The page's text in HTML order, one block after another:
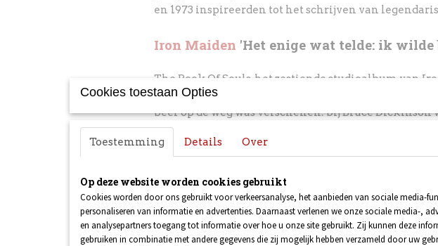
en 1973 inspireerden tot het schrijven van
Iron Maiden 'Het enige wat telde: ik
The Book Of Souls, het zestiende studioalbum van
eenstuk eerder kunnen zijn als er eind vorig jaar
beer op de weg was verschenen:bij Bruce Dickinson
ontdekt. Gelukkig kan de frontman werkelijk alles
het niet eens zo verrassend dat hij nu alweer de pers
nieuwe plaat, zijn overwonnen ziekte en de
legendarische heavy metalband.
Richard Thompson'Wie met Jimi heeft
niets meer te wensen'
Cookies toestaan Opties
Toestemming Details Over
Op deze website worden cookies gebruikt
Cookies worden door ons gebruikt voor verkeersanalyse, het aanbieden van sociale media-
personaliseren van informatie en advertenties. Daarnaast verlenen we onze sociale media-,
en analysepartners toegang tot informatie over hoe u onze site gebruikt. Zij kunnen deze
gebruiken in combinatie met andere gegevens die zij mogelijk hebben verzameld door uw